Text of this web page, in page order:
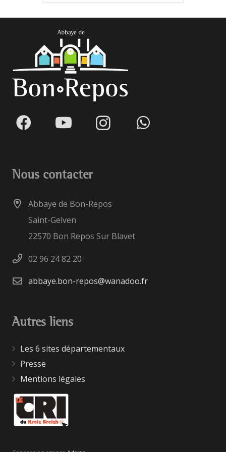
Nous contacter
Abbaye de Bon-Repos
Saint-Gelven
22570 Bon Repos Sur Blavet
02 96 24 82 20
abbaye.bon-repos@wanadoo.fr
Autres liens
Les 6 sites départementaux
Presse
Mentions légales